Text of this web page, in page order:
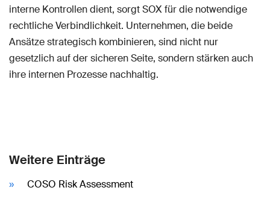
interne Kontrollen dient, sorgt SOX für die notwendige
rechtliche Verbindlichkeit. Unternehmen, die beide
Ansätze strategisch kombinieren, sind nicht nur
gesetzlich auf der sicheren Seite, sondern stärken auch
ihre internen Prozesse nachhaltig.
Weitere Einträge
COSO Risk Assessment